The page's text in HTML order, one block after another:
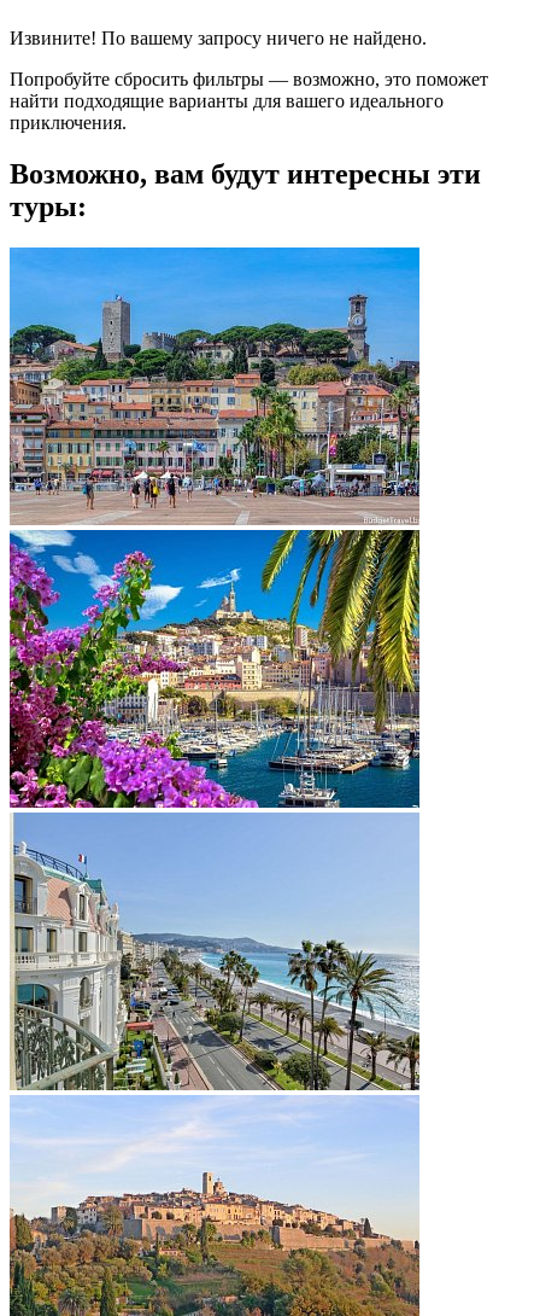
Извините! По вашему запросу ничего не найдено.
Попробуйте сбросить фильтры — возможно, это поможет
найти подходящие варианты для вашего идеального
приключения.
Возможно, вам будут интересны эти
туры: